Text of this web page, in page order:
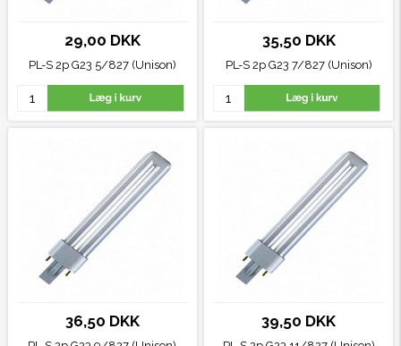
29,00 DKK
PL-S 2p G23 5/827 (Unison)
35,50 DKK
PL-S 2p G23 7/827 (Unison)
36,50 DKK 39,50 DKK